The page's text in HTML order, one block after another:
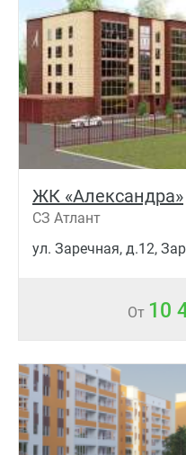
ЖК «Александра»
СЗ Атлант
ул. Заречная, д.12,
От 10